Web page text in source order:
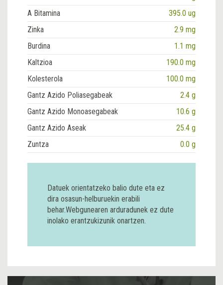
A Bitamina
395.0 ug
Zinka
2.9 mg
Burdina
1.1 mg
Kaltzioa
190.0 mg
Kolesterola
100.0 mg
Gantz Azido Poliasegabeak
2.4 g
Gantz Azido Monoasegabeak
10.6 g
Gantz Azido Aseak
25.4 g
Zuntza
0.0 g
Datuek orientatzeko balio dute eta ez
dira osasun-helburuekin erabili
behar.Webgunearen arduradunek ez dute
inolako erantzukizunik onartzen.